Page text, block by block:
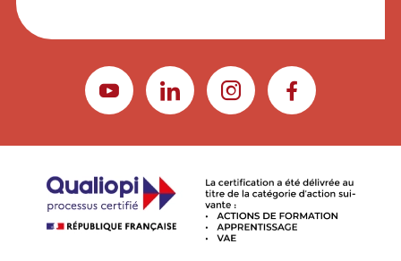
YOUTUBELINKEDININSTAGRAMFACEBOOK